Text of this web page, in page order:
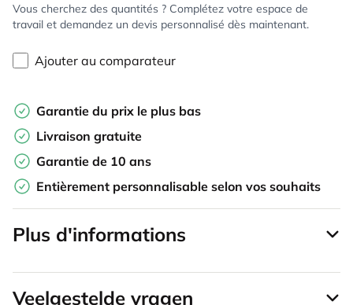
Vous cherchez des quantités ? Complétez votre espace de
travail et demandez un devis personnalisé dès maintenant.
Ajouter au comparateur
Garantie du prix le plus bas
Livraison gratuite
Garantie de 10 ans
Entièrement personnalisable selon vos souhaits
Plus d'informations
Veelgestelde vragen